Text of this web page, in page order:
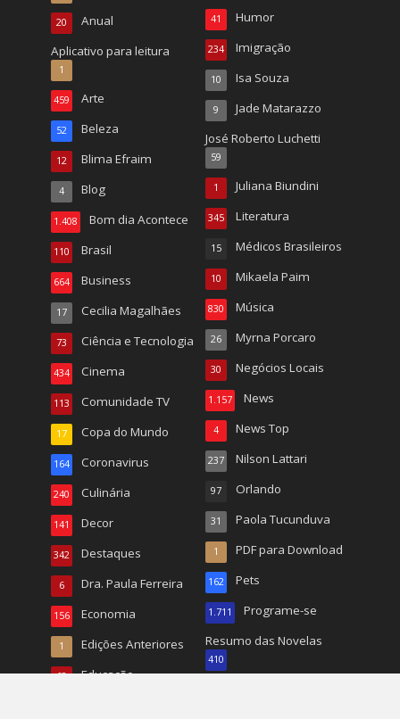
Anual
20
Aplicativo para leitura
1
Arte
459
Beleza
52
Blima Efraim
12
Blog
4
Bom dia Acontece
1.408
Brasil
110
Business
664
Cecilia Magalhães
17
Ciência e Tecnologia
73
Cinema
434
Comunidade TV
113
Copa do Mundo
17
Coronavirus
164
Culinária
240
Decor
141
Destaques
342
Dra. Paula Ferreira
6
Economia
156
Edições Anteriores
1
Educação
68
Humor
41
Imigração
234
Isa Souza
10
Jade Matarazzo
9
José Roberto Luchetti
59
Juliana Biundini
1
Literatura
345
Médicos Brasileiros
15
Mikaela Paim
10
Música
830
Myrna Porcaro
26
Negócios Locais
30
News
1.157
News Top
4
Nilson Lattari
237
Orlando
97
Paola Tucunduva
31
PDF para Download
1
Pets
162
Programe-se
1.711
Resumo das Novelas
410